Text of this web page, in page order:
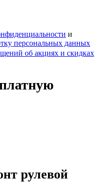
и
персональных данных
об акциях и скидках
рулевой